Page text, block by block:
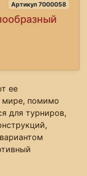
Артикул 7000058
ее
мире, помимо
для турниров,